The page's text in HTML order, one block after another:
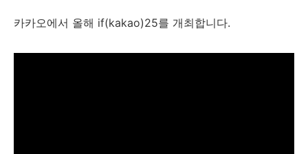
카카오에서 올해 if(kakao)25를 개최합니다.